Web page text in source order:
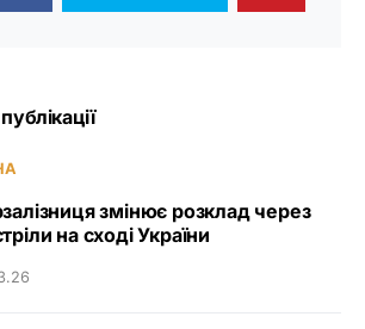
змінює розклад через
на сході України